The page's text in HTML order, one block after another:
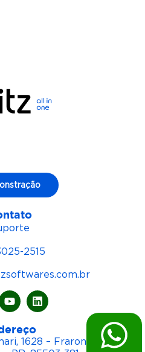
2515
1628 – Fraron,